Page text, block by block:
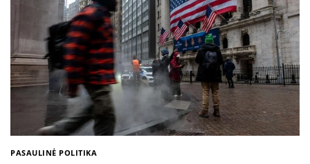
PASAULINĖ POLITIKA